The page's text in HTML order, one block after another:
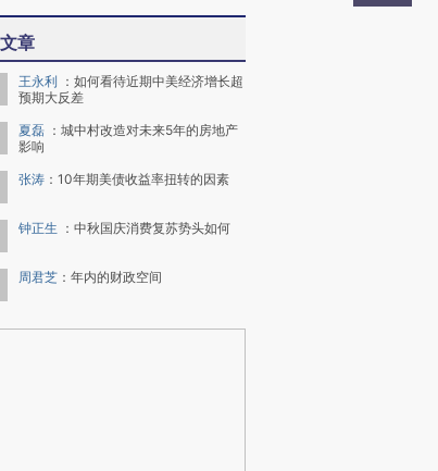
章
王永利 ： 如何看待近期中美经济增长超
预期大反差
夏磊 ： 城中村改造对未来5年的房地产
影响
张涛 ： 10年期美债收益率扭转的因素
钟正生 ： 中秋国庆消费复苏势头如何
周君芝 ： 年内的财政空间